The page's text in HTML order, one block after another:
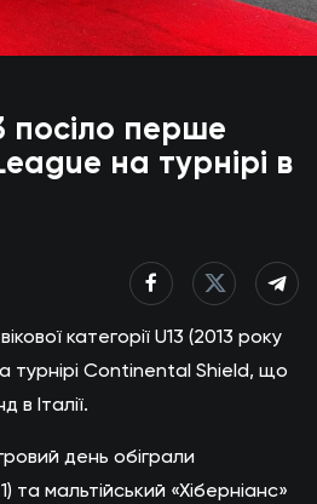
посіло перше
на турнірі в
категорії U13 (2013 року
турнірі Continental Shield, що
в Італії.
день обіграли
та мальтійський «Хіберніанс»